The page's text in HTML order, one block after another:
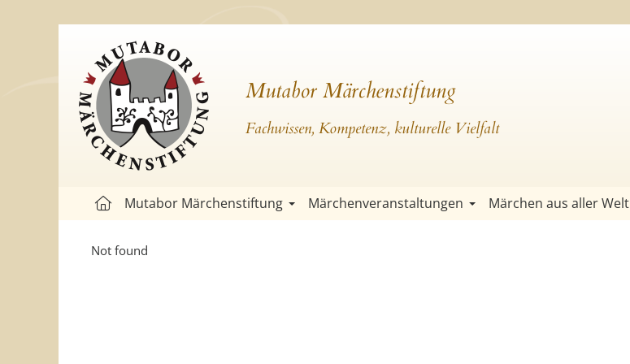
Mutabor Märchenstiftung
Fachwissen, Kompetenz, kulturelle Vielfalt
Mutabor Märchenstiftung Märchenveranstaltungen Märchen aus aller Welt
Not found